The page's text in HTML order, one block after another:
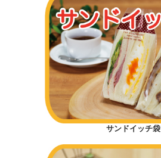
サンドイッチ袋